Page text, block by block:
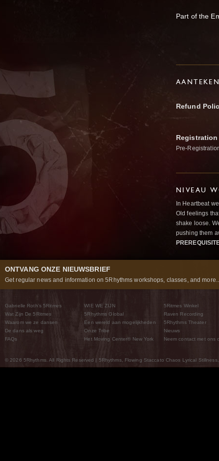
Part of the
Refund
Pre-
NIVEAU
In Heartbeat
Old feelings
shake loose.
pushing them
ONTVANG ONZE NIEUWSBRIEF
Get regular news and information on 5Rhythms workshops, classes, and
Gabrielle Roth’s 5Ritmes
Wat Zijn De 5Ritmes
Waarom we ze dansen
De dans als weg
FAQs
WIE WE ZIJN
5Rhythms Global
Een wereld aan mogelijkheden
Onze Tribe
Het Moving Center® New York
5Ritmes Winkel
Raven Recording
5Rhythms Theater
Nieuws
Neem contact met ons
© 2026 5Rhythms. All Rights Reserved | 5Rhythms, Flowing Staccato Chaos Lyrical